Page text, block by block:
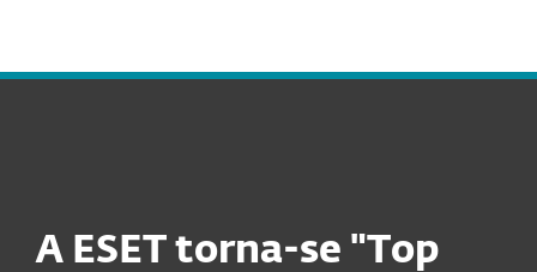
A ESET torna-se "Top